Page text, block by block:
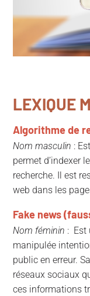
LEXIQUE
Algorithme de
Nom masculin :
permet d’indexer
recherche. Il est
web dans les
Fake news
Nom féminin : Est
manipulée
public en erreur.
réseaux sociaux
ces informations